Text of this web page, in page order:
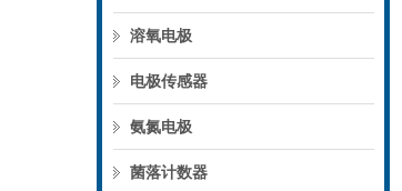
溶氧电极
电极传感器
氨氮电极
菌落计数器